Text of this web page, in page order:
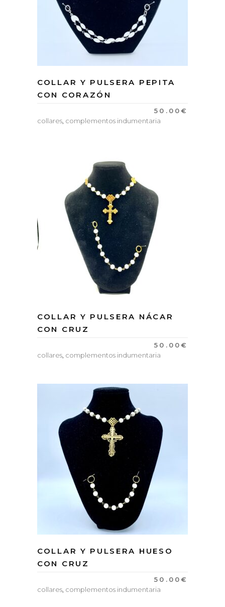
COLLAR Y PULSERA PEPITA
CON CORAZÓN
50.00€
collares, complementos indumentaria
COLLAR Y PULSERA NÁCAR
CON CRUZ
50.00€
collares, complementos indumentaria
COLLAR Y PULSERA HUESO
CON CRUZ
50.00€
collares, complementos indumentaria